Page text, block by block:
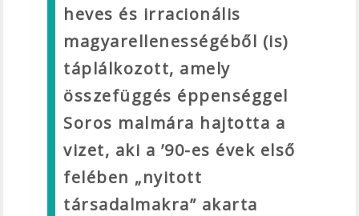
heves és irracionális
magyarellenességéből (is)
táplálkozott, amely
összefüggés éppenséggel
Soros malmára hajtotta a
vizet, aki a ’90-es évek első
felében „nyitott
társadalmakra” akarta